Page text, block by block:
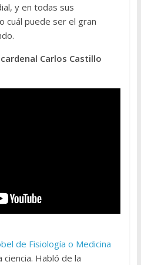
y en todas sus
cuál puede ser el gran
Carlos Castillo
de Fisiología o Medicina
Habló de la